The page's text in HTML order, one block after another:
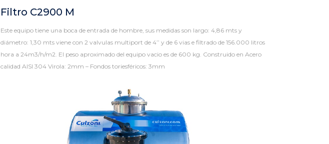
Filtro C2900 M
Este equipo tiene una boca de entrada de hombre, sus medidas son largo: 4,86 mts y
diámetro: 1,30 mts viene con 2 valvulas multiport de 4’’ y de 6 vias e filtrado de 156.000 litros
hora a 24m3/h/m2. El peso aproximado del equipo vacio es de 600 kg. Construido en Acero
calidad AISI 304 Virola: 2mm – Fondos toriesféricos: 3mm